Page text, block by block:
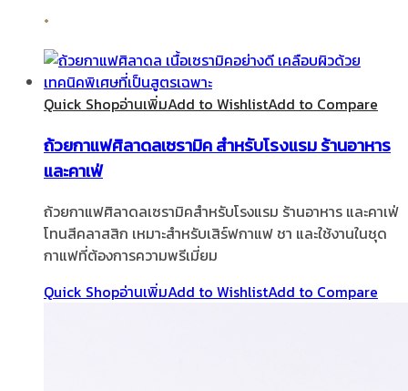
Quick Shopอ่านเพิ่มAdd to WishlistAdd to Compare
ถ้วยกาแฟศิลาดลเซรามิค สำหรับโรงแรม ร้านอาหาร
และคาเฟ่
ถ้วยกาแฟศิลาดลเซรามิคสำหรับโรงแรม ร้านอาหาร และคาเฟ่
โทนสีคลาสสิก เหมาะสำหรับเสิร์ฟกาแฟ ชา และใช้งานในชุด
กาแฟที่ต้องการความพรีเมี่ยม
Quick Shopอ่านเพิ่มAdd to WishlistAdd to Compare